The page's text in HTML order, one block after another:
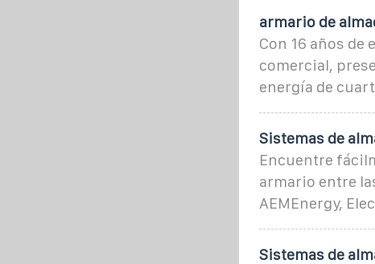
armario de
Con 16 años
comercial,
energía de
Sistemas de
Encuentre
armario entre
AEMEnergy,
Sistemas de